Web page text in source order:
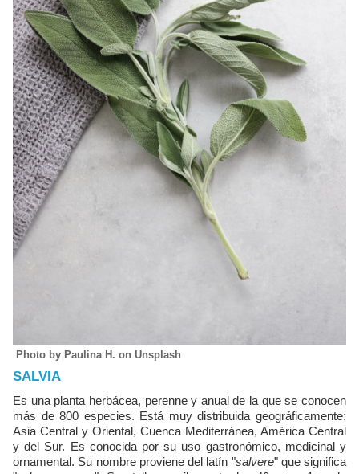
Photo by Paulina H. on Unsplash
SALVIA
Es una planta herbácea, perenne y anual de la que se conocen
más de 800 especies. Está muy distribuida geográficamente:
Asia Central y Oriental, Cuenca Mediterránea, América Central
y del Sur. Es conocida por su uso gastronómico, medicinal y
ornamental. Su nombre proviene del latín "salvere" que significa